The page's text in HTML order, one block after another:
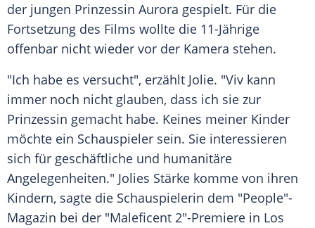
der jungen Prinzessin Aurora gespielt. Für die
Fortsetzung des Films wollte die 11-Jährige
offenbar nicht wieder vor der Kamera stehen.
"Ich habe es versucht", erzählt Jolie. "Viv kann
immer noch nicht glauben, dass ich sie zur
Prinzessin gemacht habe. Keines meiner Kinder
möchte ein Schauspieler sein. Sie interessieren
sich für geschäftliche und humanitäre
Angelegenheiten." Jolies Stärke komme von ihren
Kindern, sagte die Schauspielerin dem "People"-
Magazin bei der "Maleficent 2"-Premiere in Los